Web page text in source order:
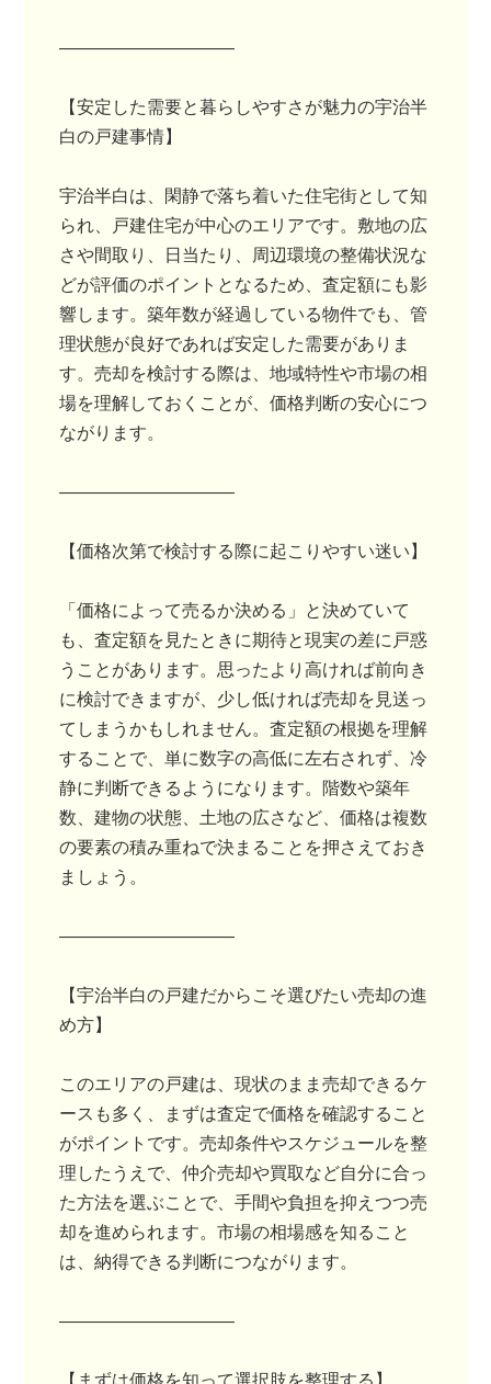
――――――――――
【安定した需要と暮らしやすさが魅力の宇治半
白の戸建事情】
宇治半白は、閑静で落ち着いた住宅街として知
られ、戸建住宅が中心のエリアです。敷地の広
さや間取り、日当たり、周辺環境の整備状況な
どが評価のポイントとなるため、査定額にも影
響します。築年数が経過している物件でも、管
理状態が良好であれば安定した需要がありま
す。売却を検討する際は、地域特性や市場の相
場を理解しておくことが、価格判断の安心につ
ながります。
――――――――――
【価格次第で検討する際に起こりやすい迷い】
「価格によって売るか決める」と決めていて
も、査定額を見たときに期待と現実の差に戸惑
うことがあります。思ったより高ければ前向き
に検討できますが、少し低ければ売却を見送っ
てしまうかもしれません。査定額の根拠を理解
することで、単に数字の高低に左右されず、冷
静に判断できるようになります。階数や築年
数、建物の状態、土地の広さなど、価格は複数
の要素の積み重ねで決まることを押さえておき
ましょう。
――――――――――
【宇治半白の戸建だからこそ選びたい売却の進
め方】
このエリアの戸建は、現状のまま売却できるケ
ースも多く、まずは査定で価格を確認すること
がポイントです。売却条件やスケジュールを整
理したうえで、仲介売却や買取など自分に合っ
た方法を選ぶことで、手間や負担を抑えつつ売
却を進められます。市場の相場感を知ること
は、納得できる判断につながります。
――――――――――
【まずは価格を知って選択肢を整理する】